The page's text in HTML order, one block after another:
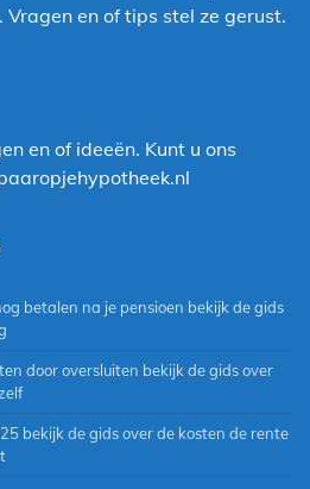
en of tips stel ze gerust.
en of ideeën. Kunt u ons
betalen na je pensioen bekijk de gids
door oversluiten bekijk de gids over
bekijk de gids over de kosten de rente